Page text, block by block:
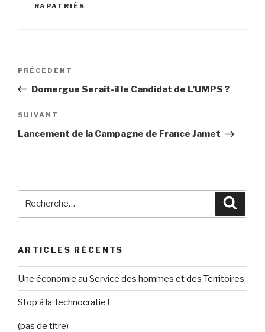
RAPATRIÉS
Navigation
Article
précédent
PRÉCÉDENT
Domergue Serait-il le Candidat de L’UMPS ?
Article
suivant
SUIVANT
Lancement de la Campagne de France Jamet
ARTICLES RÉCENTS
Une économie au Service des hommes et des Territoires
Stop à la Technocratie !
(pas de titre)